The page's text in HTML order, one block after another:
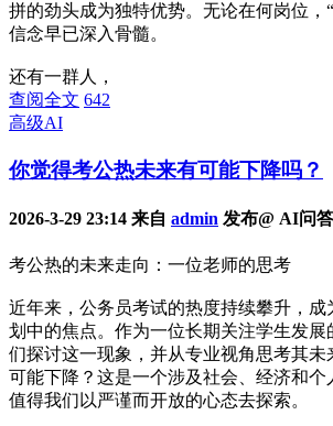
拼的劲头成为独特优势。无论在何岗位，
信念早已深入骨髓。
还有一群人，
查阅全文 642
高级AI
你觉得考公热未来有可能下降吗？
2026-3-29 23:14 来自 admin 发布@ AI问答
考公热的未来走向：一位老师的思考
近年来，公务员考试的热度持续攀升，成
划中的焦点。作为一位长期关注学生发展
们探讨这一现象，并从专业视角思考其未
可能下降？这是一个涉及社会、经济和个
值得我们以严谨而开放的心态去探索。